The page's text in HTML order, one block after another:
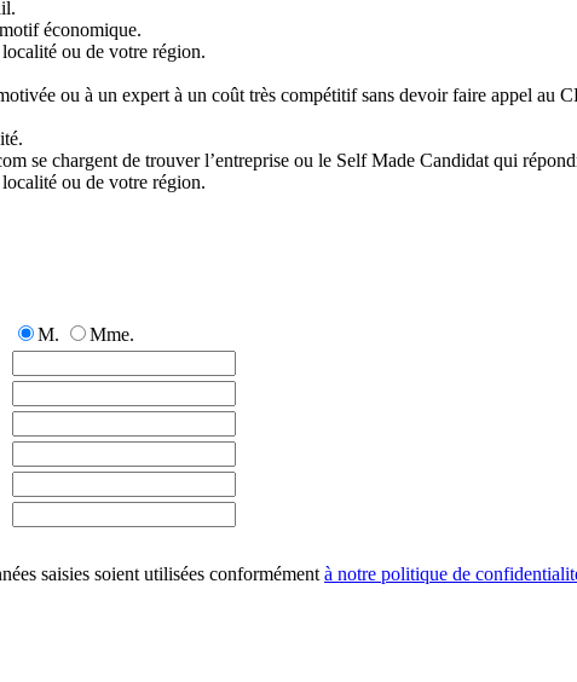
économique.
ou de votre région.
ou à un expert à un coût très compétitif sans devoir faire appel au
se chargent de trouver l’entreprise ou le Self Made Candidat qui
ou de votre région.
M.
Mme.
saisies soient utilisées conformément à notre politique de